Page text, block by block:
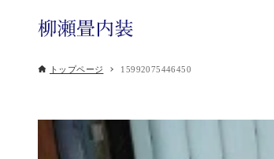
トップページ 15992075446450